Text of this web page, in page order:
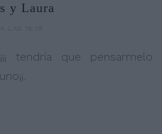
y Laura
tendría que pensarmelo